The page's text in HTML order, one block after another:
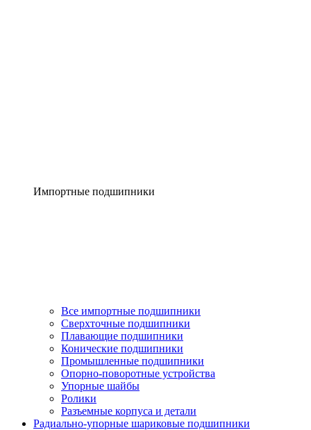
Импортные подшипники
Все импортные подшипники
Сверхточные подшипники
Плавающие подшипники
Конические подшипники
Промышленные подшипники
Опорно-поворотные устройства
Упорные шайбы
Ролики
Разъемные корпуса и детали
Радиально-упорные шариковые подшипники